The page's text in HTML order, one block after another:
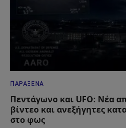
ΠΑΡΆΞΕΝΑ
Πεντάγωνο και UFO: Νέα
βίντεο και ανεξήγητες
στο φως